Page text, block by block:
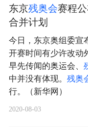
东京残奥会赛程
合并计划
今日，东京奥组委宣
开赛时间有少许改动
早先传闻的奥运会、
中并没有体现。 残奥
行。（新华网）
2020-08-03